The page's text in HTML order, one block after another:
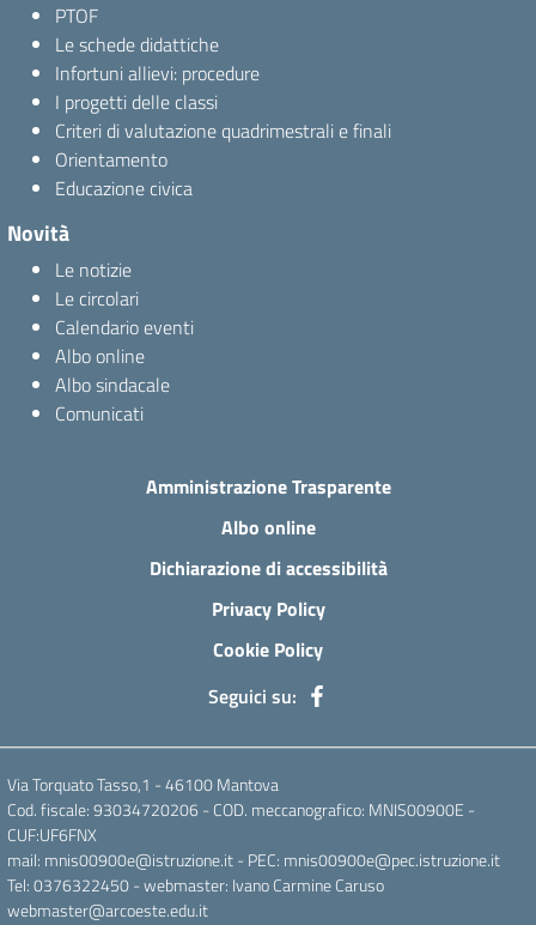
PTOF
Le schede didattiche
Infortuni allievi: procedure
I progetti delle classi
Criteri di valutazione quadrimestrali e finali
Orientamento
Educazione civica
Novità
Le notizie
Le circolari
Calendario eventi
Albo online
Albo sindacale
Comunicati
Amministrazione Trasparente
Albo online
Dichiarazione di accessibilità
Privacy Policy
Cookie Policy
Seguici su:
Via Torquato Tasso,1 - 46100 Mantova
Cod. fiscale: 93034720206 - COD. meccanografico: MNIS00900E -
CUF:UF6FNX
mail: mnis00900e@istruzione.it - PEC: mnis00900e@pec.istruzione.it
Tel: 0376322450 - webmaster: Ivano Carmine Caruso
webmaster@arcoeste.edu.it